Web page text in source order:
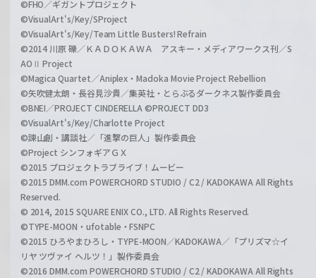
©FHO／ギガントプロジェクト
©VisualArt's/Key/SProject
©VisualArt's/Key/Team Little Busters! Refrain
©2014 川原 礫／ＫＡＤＯＫＡＷＡ アスキー・メディアワークス刊／S
AOⅡ Project
©Magica Quartet／Aniplex・Madoka Movie Project Rebellion
©矢吹健太朗・長谷見沙貴／集英社・とらぶるダークネス製作委員会
©BNEI／PROJECT CINDERELLA ©PROJECT DD3
©VisualArt's/Key/Charlotte Project
©諫山創・講談社／「進撃の巨人」製作委員会
©Project シンフォギアＧＸ
©2015 プロジェクトラブライブ！ムービー
©2015 DMM.com POWERCHORD STUDIO / C2 / KADOKAWA All Rights
Reserved.
© 2014, 2015 SQUARE ENIX CO., LTD. All Rights Reserved.
©TYPE-MOON・ufotable・FSNPC
©2015 ひろやまひろし・TYPE-MOON／KADOKAWA／「プリズマ☆イ
リヤ ツヴァイ ヘルツ！」製作委員会
©2016 DMM.com POWERCHORD STUDIO / C2 / KADOKAWA All Rights